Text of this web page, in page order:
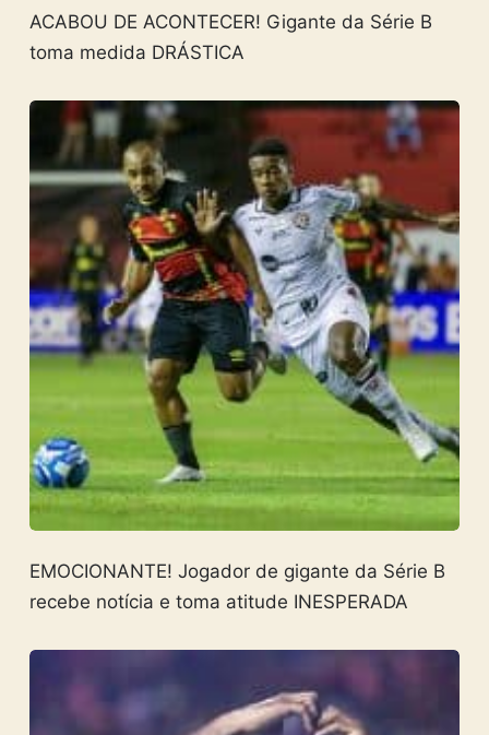
ACABOU DE ACONTECER! Gigante da Série B
toma medida DRÁSTICA
EMOCIONANTE! Jogador de gigante da Série B
recebe notícia e toma atitude INESPERADA